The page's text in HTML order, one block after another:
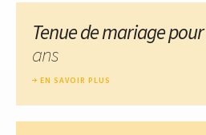
Tenue de mariage pour
ans
EN SAVOIR PLUS